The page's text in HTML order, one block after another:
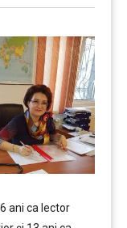
ani ca lector